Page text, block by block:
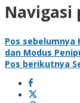
Navigasi
Pos sebelumnya
dan Modus
Pos berikutnya